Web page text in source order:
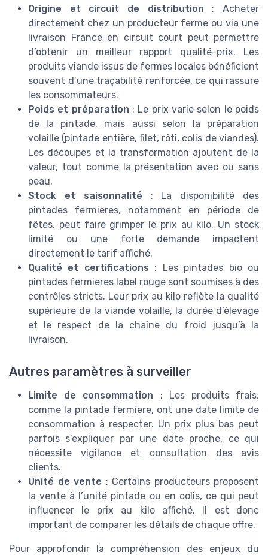
Origine et circuit de distribution : Acheter
directement chez un producteur ferme ou via une
livraison France en circuit court peut permettre
d’obtenir un meilleur rapport qualité-prix. Les
produits viande issus de fermes locales bénéficient
souvent d’une traçabilité renforcée, ce qui rassure
les consommateurs.
Poids et préparation : Le prix varie selon le poids
de la pintade, mais aussi selon la préparation
volaille (pintade entière, filet, rôti, colis de viandes).
Les découpes et la transformation ajoutent de la
valeur, tout comme la présentation avec ou sans
peau.
Stock et saisonnalité : La disponibilité des
pintades fermieres, notamment en période de
fêtes, peut faire grimper le prix au kilo. Un stock
limité ou une forte demande impactent
directement le tarif affiché.
Qualité et certifications : Les pintades bio ou
pintades fermieres label rouge sont soumises à des
contrôles stricts. Leur prix au kilo reflète la qualité
supérieure de la viande volaille, la durée d’élevage
et le respect de la chaîne du froid jusqu’à la
livraison.
Autres paramètres à surveiller
Limite de consommation : Les produits frais,
comme la pintade fermiere, ont une date limite de
consommation à respecter. Un prix plus bas peut
parfois s’expliquer par une date proche, ce qui
nécessite vigilance et consultation des avis
clients.
Unité de vente : Certains producteurs proposent
la vente à l’unité pintade ou en colis, ce qui peut
influencer le prix au kilo affiché. Il est donc
important de comparer les détails de chaque offre.
Pour approfondir la compréhension des enjeux du